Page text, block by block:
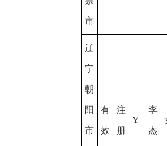
市
辽
宁
朝
阳
市
有
效
注
册
Y
李
杰